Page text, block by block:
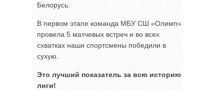
Белорусь.
В первом этапе команда МБУ СШ «Олимп»
провела 5 матчевых встреч и во всех
схватках наши спортсмены победили в
сухую.
Это лучший показатель за всю историю
лиги!